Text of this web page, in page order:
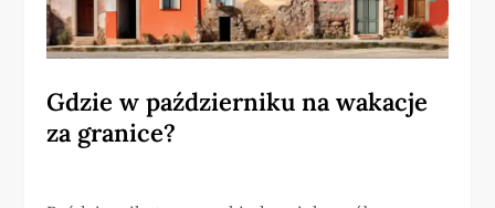
Gdzie w październiku na wakacje
za granice?